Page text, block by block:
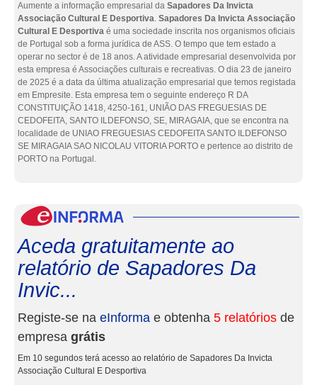
Aumente a informação empresarial da Sapadores Da Invicta
Associação Cultural E Desportiva. Sapadores Da Invicta Associação
Cultural E Desportiva é uma sociedade inscrita nos organismos oficiais
de Portugal sob a forma jurídica de ASS. O tempo que tem estado a
operar no sector é de 18 anos. A atividade empresarial desenvolvida por
esta empresa é Associações culturais e recreativas. O dia 23 de janeiro
de 2025 é a data da última atualização empresarial que temos registada
em Empresite. Esta empresa tem o seguinte endereço R DA
CONSTITUIÇÃO 1418, 4250-161, UNIÃO DAS FREGUESIAS DE
CEDOFEITA, SANTO ILDEFONSO, SE, MIRAGAIA, que se encontra na
localidade de UNIAO FREGUESIAS CEDOFEITA SANTO ILDEFONSO
SE MIRAGAIA SAO NICOLAU VITORIA PORTO e pertence ao distrito de
PORTO na Portugal.
Aceda gratuitamente ao
relatório de Sapadores Da
Invic...
Registe-se na eInforma e obtenha 5 relatórios de
empresa grátis
Em 10 segundos terá acesso ao relatório de Sapadores Da Invicta
Associação Cultural E Desportiva